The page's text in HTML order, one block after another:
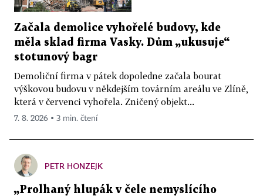
Začala demolice vyhořelé budovy, kde
měla sklad firma Vasky. Dům „ukusuje“
stotunový bagr
Demoliční firma v pátek dopoledne začala bourat
výškovou budovu v někdejším továrním areálu ve Zlíně,
která v červenci vyhořela. Zničený objekt...
7. 8. 2026 ▪ 3 min. čtení
PETR HONZEJK
„Prolhaný hlupák v čele nemyslícího